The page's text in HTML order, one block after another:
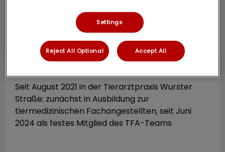
Seit August 2021 in der Tierarztpraxis Wurster
Straße; zunächst in Ausbildung zur
tiermedizinischen Fachangestellten, seit Juni
2024 als festes Mitglied des TFA-Teams
Settings
Reject All Optional Accept All